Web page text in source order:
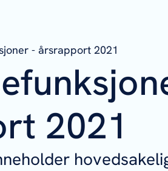
- årsrapport 2021
2021